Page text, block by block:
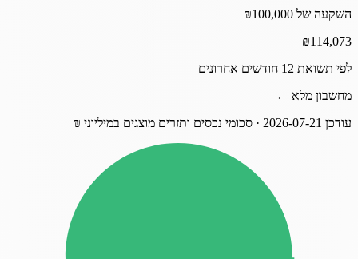
השקעה של ₪100,000
₪114,073
לפי תשואת 12 חודשים אחרונים
מחשבון מלא ←
עודכן 2026-07-21 · סכומי נכסים ותזרים מוצגים במיליוני ₪